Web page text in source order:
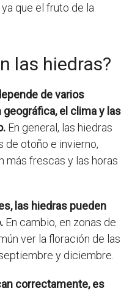
que el fruto de la
las hiedras?
de varios
el clima y las
En general, las hiedras
de otoño e invierno,
más frescas y las horas
las hiedras pueden
En cambio, en zonas de
ver la floración de las
y diciembre.
correctamente, es